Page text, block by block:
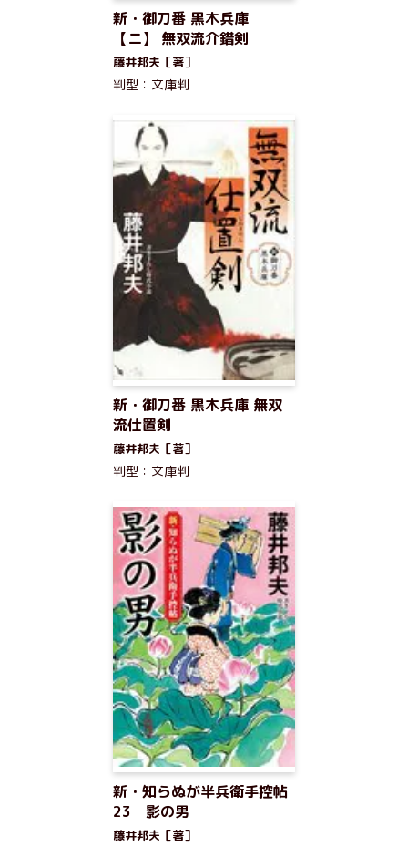
新・御刀番 黒木兵庫
【ニ】 無双流介錯剣
藤井邦夫［著］
判型：文庫判
新・御刀番 黒木兵庫 無双
流仕置剣
藤井邦夫［著］
判型：文庫判
新・知らぬが半兵衛手控帖
23 影の男
藤井邦夫［著］